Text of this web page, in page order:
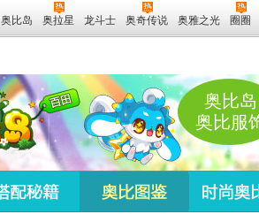
奥比岛 奥拉星 龙斗士 奥奇传说 奥雅之光 圈圈
奥比岛
奥比服